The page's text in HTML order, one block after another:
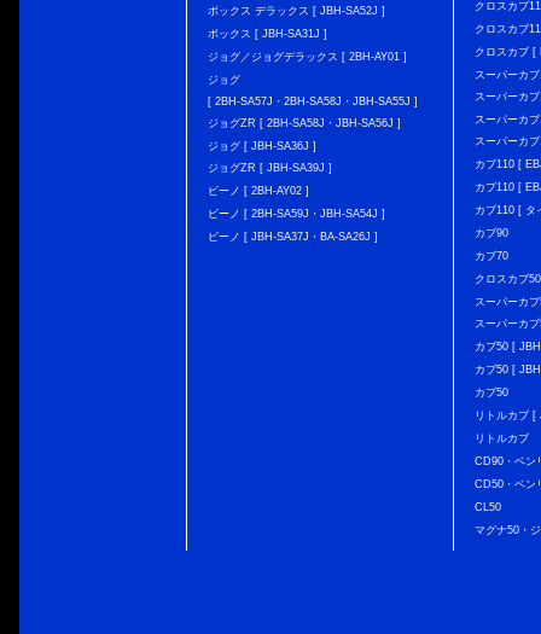
ボックス デラックス [ JBH-SA52J ]
ボックス [ JBH-SA31J ]
ジョグ／ジョグデラックス [ 2BH-AY01 ]
ジョグ
[ 2BH-SA57J・2BH-SA58J・JBH-SA55J ]
ジョグZR [ 2BH-SA58J・JBH-SA56J ]
ジョグ [ JBH-SA36J ]
ジョグZR [ JBH-SA39J ]
ビーノ [ 2BH-AY02 ]
ビーノ [ 2BH-SA59J・JBH-SA54J ]
ビーノ [ JBH-SA37J・BA-SA26J ]
クロスカブ
クロスカブ
クロスカブ [
スーパーカ
スーパーカ
スーパーカ
スーパーカ
カブ110 [
カブ110 [
カブ110 [ タ
カブ90
カブ70
クロスカブ
スーパーカ
スーパーカ
カブ50 [
カブ50 [
カブ50
リトルカブ
リトルカブ
CD90・ベン
CD50・ベン
CL50
マグナ50・